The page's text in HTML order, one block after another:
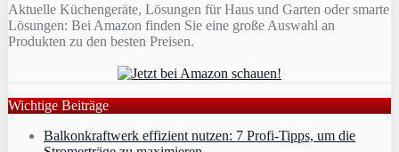
Aktuelle Küchengeräte, Lösungen für Haus und Garten oder smarte
Lösungen: Bei Amazon finden Sie eine große Auswahl an
Produkten zu den besten Preisen.
Wichtige Beiträge
Balkonkraftwerk effizient nutzen: 7 Profi-Tipps, um die